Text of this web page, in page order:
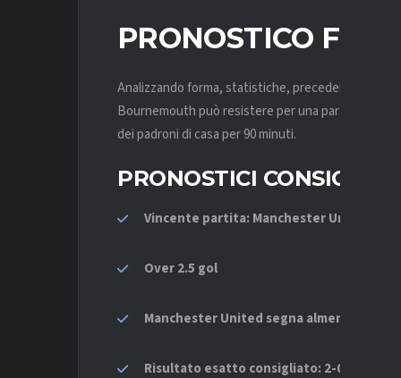
PRONOSTICO
Analizzando forma, statistiche, precedenti e
Bournemouth può resistere per una parte della
dei padroni di casa per 90 minuti.
PRONOSTICI CONSIGLIATI
Vincente partita: Manchester United
Over 2.5 gol
Manchester United segna almeno 2 gol
Risultato esatto consigliato: 2-0 o 3-1